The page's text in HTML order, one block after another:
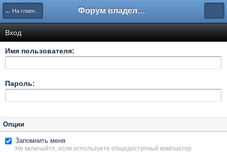
← На главную Форум владельцев интернет-магазинов
Вход
Имя пользователя:
Пароль:
Опции
Запомнить меня
Не включайте, если используете общедоступный компьютер